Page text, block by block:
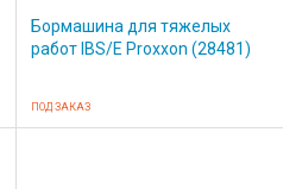
Бормашина для тяжелых
работ IBS/E Proxxon (28481)
ПОД ЗАКАЗ